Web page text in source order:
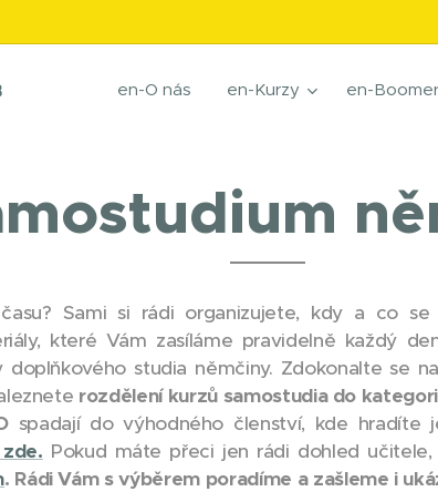
en-O nás en-Kurzy en-
Sami si rádi organizujete, kdy a co
které Vám zasíláme pravidelně každý
studia němčiny. Zdokonalte se
rozdělení kurzů samostudia do
spadají do výhodného členství, kde
Pokud máte přeci jen rádi dohled
. Rádi Vám s výběrem poradíme a zašleme i